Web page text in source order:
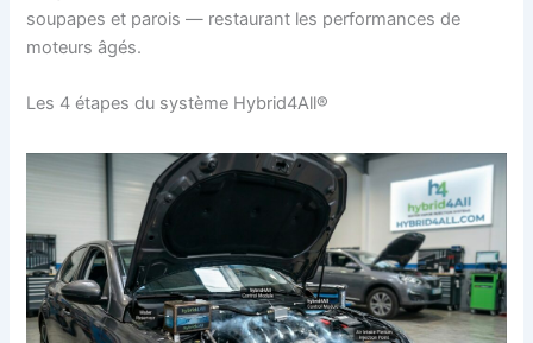
soupapes et parois — restaurant les performances de
moteurs âgés.
Les 4 étapes du système Hybrid4All®